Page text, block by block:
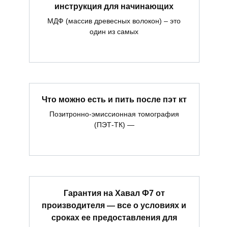
инструкция для начинающих
МДФ (массив древесных волокон) – это
один из самых
Что можно есть и пить после пэт кт
Позитронно-эмиссионная томография
(ПЭТ-ТК) —
Гарантия на Хавал Ф7 от
производителя — все о условиях и
сроках ее предоставления для